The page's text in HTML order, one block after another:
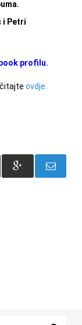
i Petri
profilu.
ovdje.